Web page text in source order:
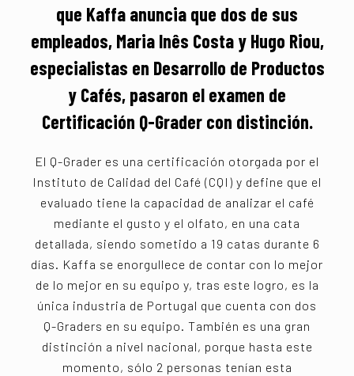
que Kaffa anuncia que dos de sus
empleados, Maria Inês Costa y Hugo Riou,
especialistas en Desarrollo de Productos
y Cafés, pasaron el examen de
Certificación Q-Grader con distinción.
El Q-Grader es una certificación otorgada por el
Instituto de Calidad del Café (CQI) y define que el
evaluado tiene la capacidad de analizar el café
mediante el gusto y el olfato, en una cata
detallada, siendo sometido a 19 catas durante 6
días. Kaffa se enorgullece de contar con lo mejor
de lo mejor en su equipo y, tras este logro, es la
única industria de Portugal que cuenta con dos
Q-Graders en su equipo. También es una gran
distinción a nivel nacional, porque hasta este
momento, sólo 2 personas tenían esta